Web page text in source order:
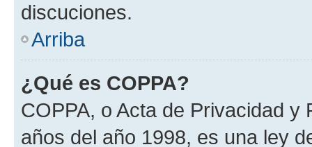
discuciones.
Arriba
¿Qué es COPPA?
COPPA, o Acta de Privacidad
años del año 1998, es una ley